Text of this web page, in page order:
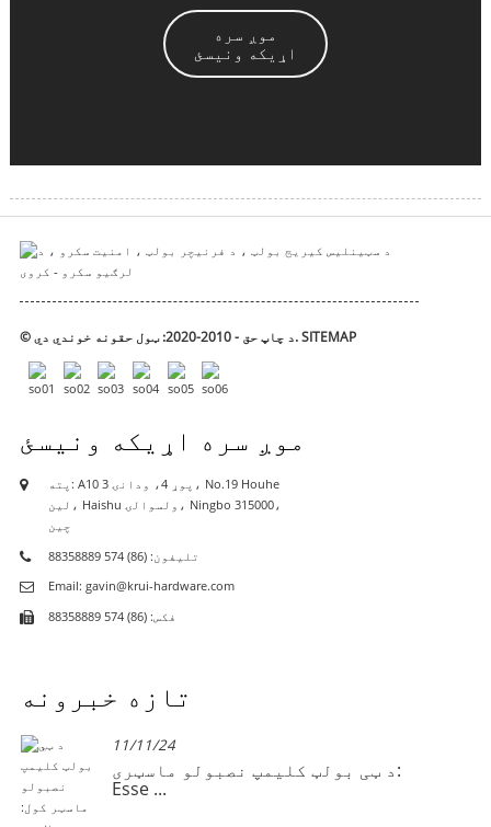
موږ سره
اړیکه ونیسئ
© د چاپ حق - 2010-2020: ټول حقونه خوندي دي. SITEMAP
موږ سره اړیکه ونیسئ
پته: A10 پوړ 4، ودانۍ 3، No.19 Houhe
لین، Haishu ولسوالۍ، Ningbo 315000،
چین
تلیفون: (86) 574 88358889
Email: gavin@krui-hardware.com
فکس: (86) 574 88358889
تازه خبرونه
11/11/24
د ټی بولټ کلیمپ نصبولو ماسټری:
Esse ...